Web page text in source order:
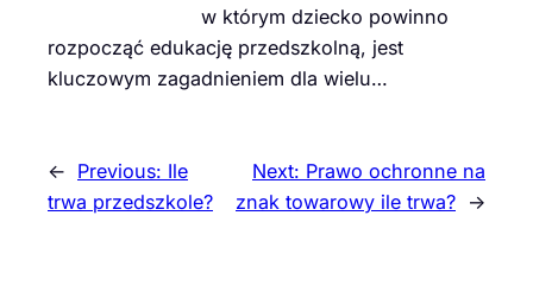
w którym dziecko powinno
rozpocząć edukację przedszkolną, jest
kluczowym zagadnieniem dla wielu…
← Previous: Ile
trwa przedszkole?
Next: Prawo ochronne na
znak towarowy ile trwa? →